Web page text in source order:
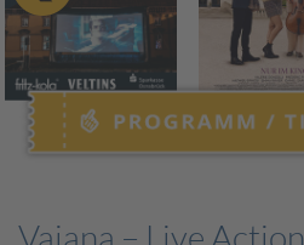
Vaiana – Live Action